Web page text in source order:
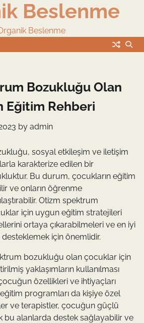
Beslenme
Beslenme
Bozukluğu Olan
Eğitim Rehberi
by admin
sosyal etkileşim ve iletişim
karakterize edilen bir
Bu durum, çocukların eğitim
ve onların öğrenme
Otizm spektrum
için uygun eğitim stratejileri
ortaya çıkarabilmeleri ve en iyi
için önemlidir.
bozukluğu olan çocuklar için
yaklaşımların kullanılması
özellikleri ve ihtiyaçları
eğitim programları da kişiye özel
ve terapistler, çocuğun güçlü
bu alanlarda destek sağlayabilir ve